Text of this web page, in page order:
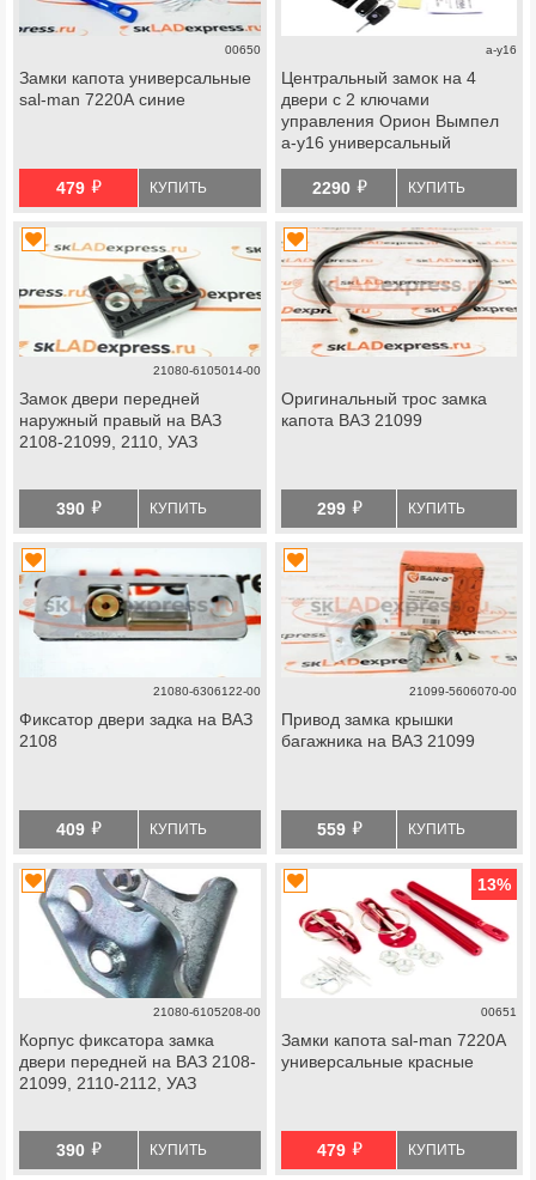
00650
Замки капота универсальные
sal-man 7220А синие
479 й КУПИТЬ
a-y16
Центральный замок на 4
двери с 2 ключами
управления Орион Вымпел
a-y16 универсальный
2290 й КУПИТЬ
21080-6105014-00
Замок двери передней
наружный правый на ВАЗ
2108-21099, 2110, УАЗ
390 й КУПИТЬ
Оригинальный трос замка
капота ВАЗ 21099
299 й КУПИТЬ
21080-6306122-00
Фиксатор двери задка на ВАЗ
2108
409 й КУПИТЬ
21099-5606070-00
Привод замка крышки
багажника на ВАЗ 21099
559 й КУПИТЬ
21080-6105208-00
Корпус фиксатора замка
двери передней на ВАЗ 2108-
21099, 2110-2112, УАЗ
390 й КУПИТЬ
13%
00651
Замки капота sal-man 7220А
универсальные красные
479 й КУПИТЬ